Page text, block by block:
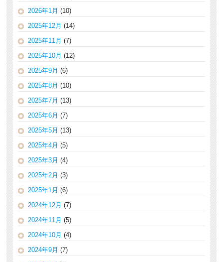
2026年1月 (10)
2025年12月 (14)
2025年11月 (7)
2025年10月 (12)
2025年9月 (6)
2025年8月 (10)
2025年7月 (13)
2025年6月 (7)
2025年5月 (13)
2025年4月 (5)
2025年3月 (4)
2025年2月 (3)
2025年1月 (6)
2024年12月 (7)
2024年11月 (5)
2024年10月 (4)
2024年9月 (7)